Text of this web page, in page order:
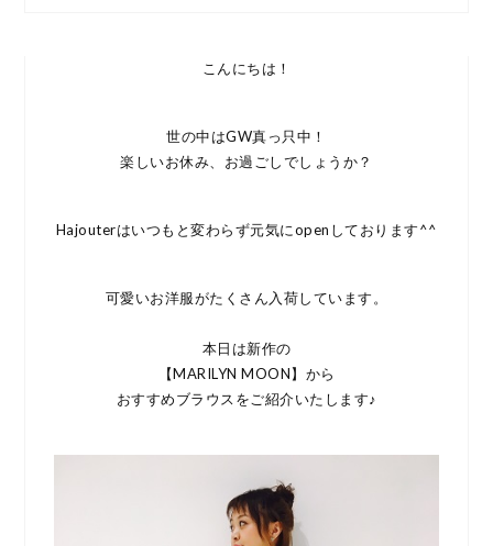
こんにちは！
世の中はGW真っ只中！
楽しいお休み、お過ごしでしょうか？
Hajouterはいつもと変わらず元気にopenしております^^
可愛いお洋服がたくさん入荷しています。
本日は新作の
【MARILYN MOON】から
おすすめブラウスをご紹介いたします♪